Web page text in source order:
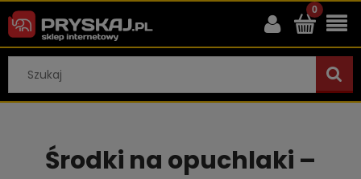
Środki na opuchlaki –